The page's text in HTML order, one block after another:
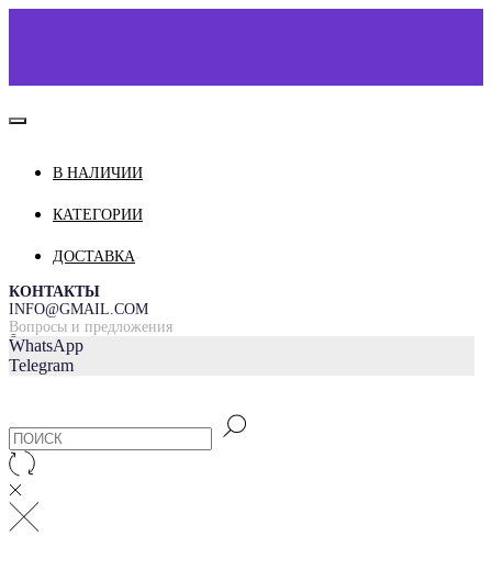
О НАС
ДОСТАВКА И ОПЛАТА
=
В НАЛИЧИИ
КАТЕГОРИИ
ДОСТАВКА
КОНТАКТЫ
INFO@GMAIL.COM
Вопросы и предложения
WhatsApp
Telegram